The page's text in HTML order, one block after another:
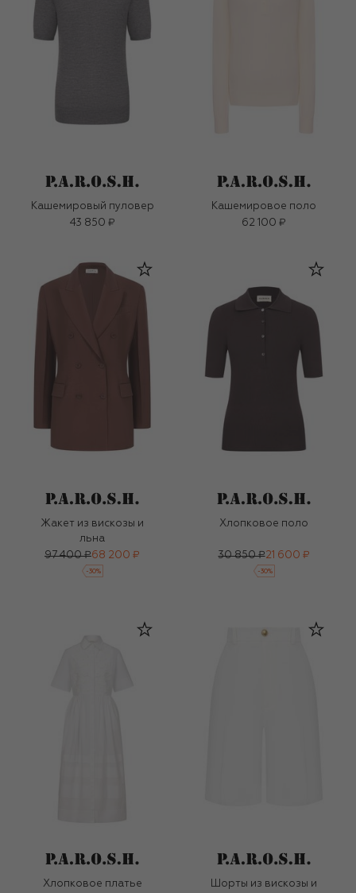
Кашемировый пуловер
43 850 ₽
Кашемировое поло
62 100 ₽
Жакет из вискозы и
льна
97 400 ₽68 200 ₽
-30%
Хлопковое поло
30 850 ₽21 600 ₽
-30%
Хлопковое платье Шорты из вискозы и